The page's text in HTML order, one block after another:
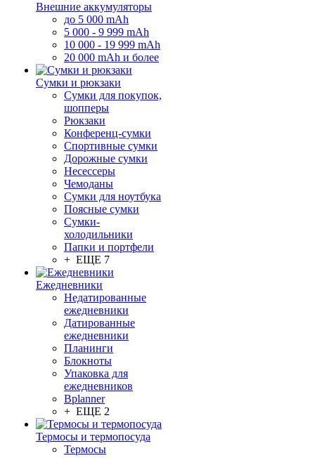
Внешние аккумуляторы
до 5 000 mAh
5 000 - 9 999 mAh
10 000 - 19 999 mAh
20 000 mAh и более
Сумки и рюкзаки
Сумки для покупок,
шопперы
Рюкзаки
Конференц-сумки
Спортивные сумки
Дорожные сумки
Несессеры
Чемоданы
Сумки для ноутбука
Поясные сумки
Сумки-
холодильники
Папки и портфели
+ ЕЩЕ 7
Ежедневники
Недатированные
ежедневники
Датированные
ежедневники
Планинги
Блокноты
Упаковка для
ежедневников
Bplanner
+ ЕЩЕ 2
Термосы и термопосуда
Термосы